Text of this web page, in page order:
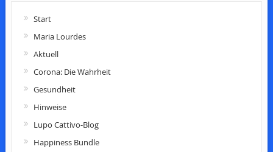
Start
Maria Lourdes
Aktuell
Corona: Die Wahrheit
Gesundheit
Hinweise
Lupo Cattivo-Blog
Happiness Bundle